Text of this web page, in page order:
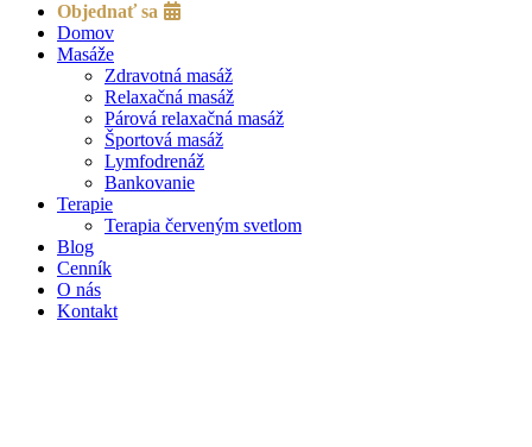
Objednať sa
Domov
Masáže
Zdravotná masáž
Relaxačná masáž
Párová relaxačná masáž
Športová masáž
Lymfodrenáž
Bankovanie
Terapie
Terapia červeným svetlom
Blog
Cenník
O nás
Kontakt